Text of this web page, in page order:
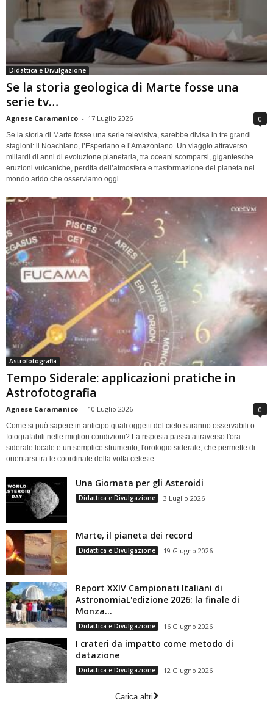
Didattica e Divulgazione
Se la storia geologica di Marte fosse una
serie tv…
Agnese Caramanico - 17 Luglio 2026 0
Se la storia di Marte fosse una serie televisiva, sarebbe divisa in tre grandi
stagioni: il Noachiano, l’Esperiano e l’Amazoniano. Un viaggio attraverso
miliardi di anni di evoluzione planetaria, tra oceani scomparsi, gigantesche
eruzioni vulcaniche, perdita dell’atmosfera e trasformazione del pianeta nel
mondo arido che osserviamo oggi.
Astrofotografia
Tempo Siderale: applicazioni pratiche in
Astrofotografia
Agnese Caramanico - 10 Luglio 2026 0
Come si può sapere in anticipo quali oggetti del cielo saranno osservabili o
fotografabili nelle migliori condizioni? La risposta passa attraverso l'ora
siderale locale e un semplice strumento, l'orologio siderale, che permette di
orientarsi tra le coordinate della volta celeste
Una Giornata per gli Asteroidi
Didattica e Divulgazione 3 Luglio 2026
Marte, il pianeta dei record
Didattica e Divulgazione 19 Giugno 2026
Report XXIV Campionati Italiani di
AstronomiaL'edizione 2026: la finale di
Monza...
Didattica e Divulgazione 16 Giugno 2026
I crateri da impatto come metodo di
datazione
Didattica e Divulgazione 12 Giugno 2026
Carica altri